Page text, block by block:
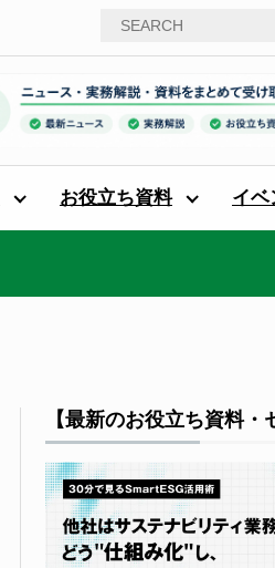
お役立ち資料 イベ
【最新のお役立ち資料・